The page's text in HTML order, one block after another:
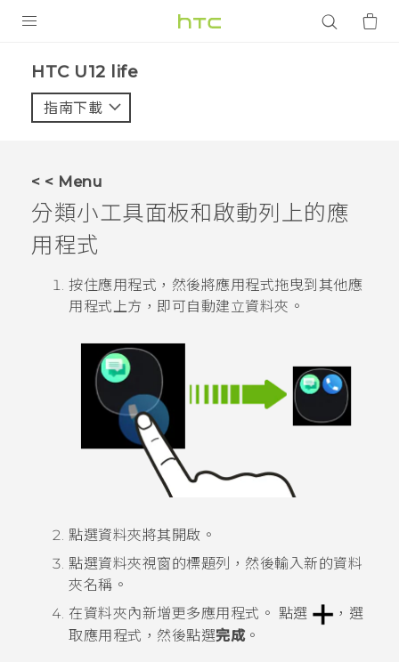
VIVE
VIVERSE
應用程式
支援服務
HTC U12 life‎
指南下載
< < Menu
分類小工具面板和啟動列上的應
用程式
按住應用程式，然後將應用程式拖曳到其他應
用程式上方，即可自動建立資料夾。
點選資料夾將其開啟。
點選資料夾視窗的標題列，然後輸入新的資料
夾名稱。
在資料夾內新增更多應用程式。 點選
，選
取應用程式，然後點選完成。